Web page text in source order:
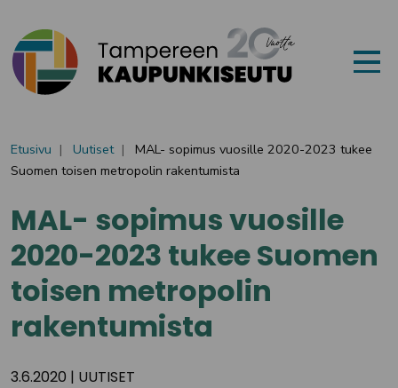
Etusivu Uutiset
MAL- sopimus vuosille 2020-2023 tukee
Suomen toisen metropolin rakentumista
MAL- sopimus vuosille
2020-2023 tukee Suomen
toisen metropolin
rakentumista
3.6.2020 | UUTISET